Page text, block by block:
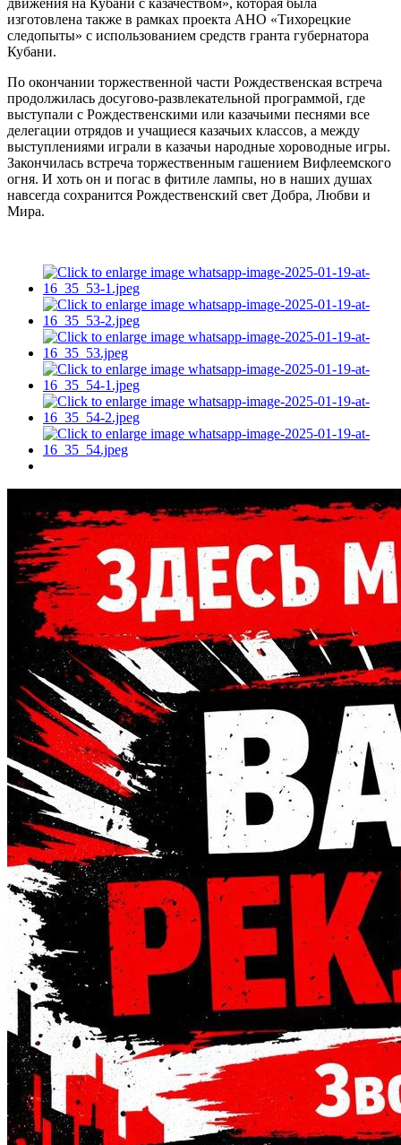
изготовлена также в рамках проекта АНО «Тихорецкие
следопыты» с использованием средств гранта губернатора
Кубани.
По окончании торжественной части Рождественская встреча
продолжилась досугово-развлекательной программой, где
выступали с Рождественскими или казачьими песнями все
делегации отрядов и учащиеся казачьих классов, а между
выступлениями играли в казачьи народные хороводные игры.
Закончилась встреча торжественным гашением Вифлеемского
огня. И хоть он и погас в фитиле лампы, но в наших душах
навсегда сохранится Рождественский свет Добра, Любви и
Мира.